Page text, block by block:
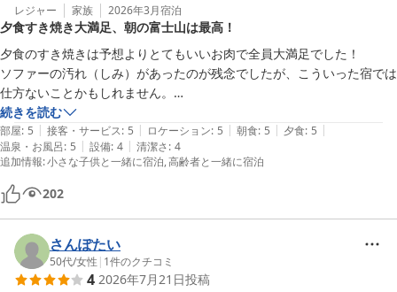
レジャー 家族 2026年3月宿泊
夕食すき焼き大満足、朝の富士山は最高！
夕食のすき焼きは予想よりとてもいいお肉で全員大満足でした！
ソファーの汚れ（しみ）があったのが残念でしたが、こういった宿では
仕方ないことかもしれません。
朝の富士山がきれいに見えて、3世代の旅がとても思い出深いものにな
りました！
続きを読む
部屋: 5 | 接客・サービス: 5 | ロケーション: 5 | 朝食: 5 | 夕食: 5 |
温泉・お風呂: 5 | 設備: 4 | 清潔さ: 4
追加情報:小さな子供と一緒に宿泊 高齢者と一緒に宿泊
202
さんぽたい
50代/女性 | 1件のクチコミ
4 2026年7月21日投稿